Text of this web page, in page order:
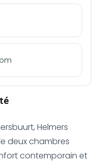
Helmers
deux chambres
contemporain et